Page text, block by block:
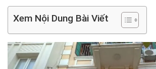
Xem Nội Dung Bài Viết